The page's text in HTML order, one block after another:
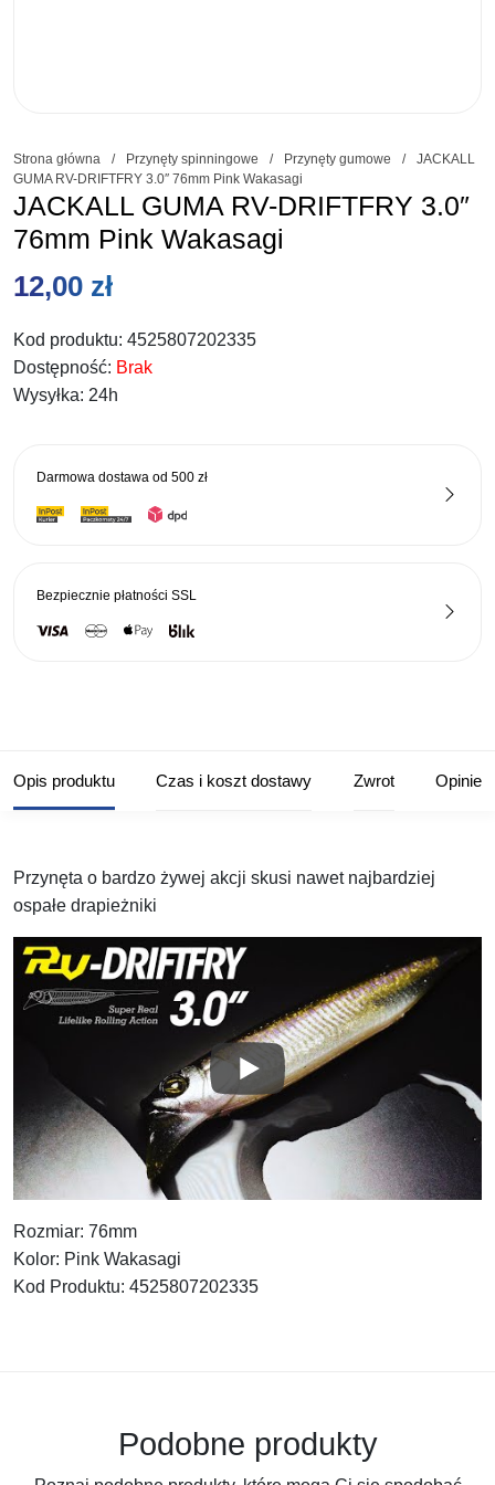
Strona główna / Przynęty spinningowe / Przynęty gumowe /
JACKALL
GUMA RV-DRIFTFRY 3.0″ 76mm Pink Wakasagi
JACKALL GUMA RV-DRIFTFRY 3.0″
76mm Pink Wakasagi
12,00 zł
Kod produktu: 4525807202335
Dostępność: Brak
Wysyłka: 24h
Darmowa dostawa od 500 zł
Bezpiecznie płatności SSL
Opis produktu Czas i koszt dostawy Zwrot Opinie
Przynęta o bardzo żywej akcji skusi nawet najbardziej
ospałe drapieżniki
Rozmiar: 76mm
Kolor: Pink Wakasagi
Kod Produktu: 4525807202335
Podobne produkty